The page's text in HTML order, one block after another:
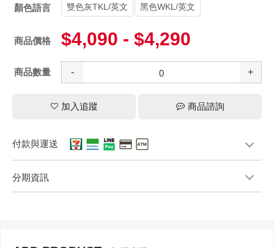
顏色語言 雙色灰TKL/英文 黑色WKL/英文
商品價格 $4,090 - $4,290
商品數量 - +
加入追蹤 商品諮詢
付款與運送
分期資訊